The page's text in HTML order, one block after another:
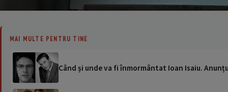
MAI MULTE PENTRU TINE
Când și unde va fi înmormântat Ioan Isaiu.